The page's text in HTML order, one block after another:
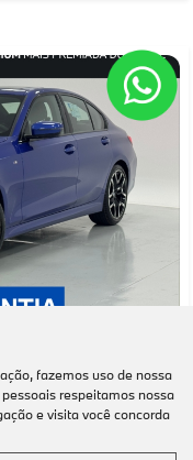
M SPORT
fazemos uso de nossa
respeitamos nossa
e visita você concorda